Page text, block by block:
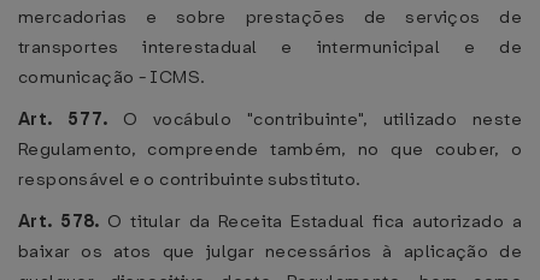
mercadorias e sobre prestações de serviços de
transportes interestadual e intermunicipal e de
comunicação - ICMS.
Art. 577.O vocábulo "contribuinte", utilizado neste
Regulamento, compreende também, no que couber, o
responsável e o contribuinte substituto.
Art. 578. O titular da Receita Estadual fica autorizado a
baixar os atos que julgar necessários à aplicação de